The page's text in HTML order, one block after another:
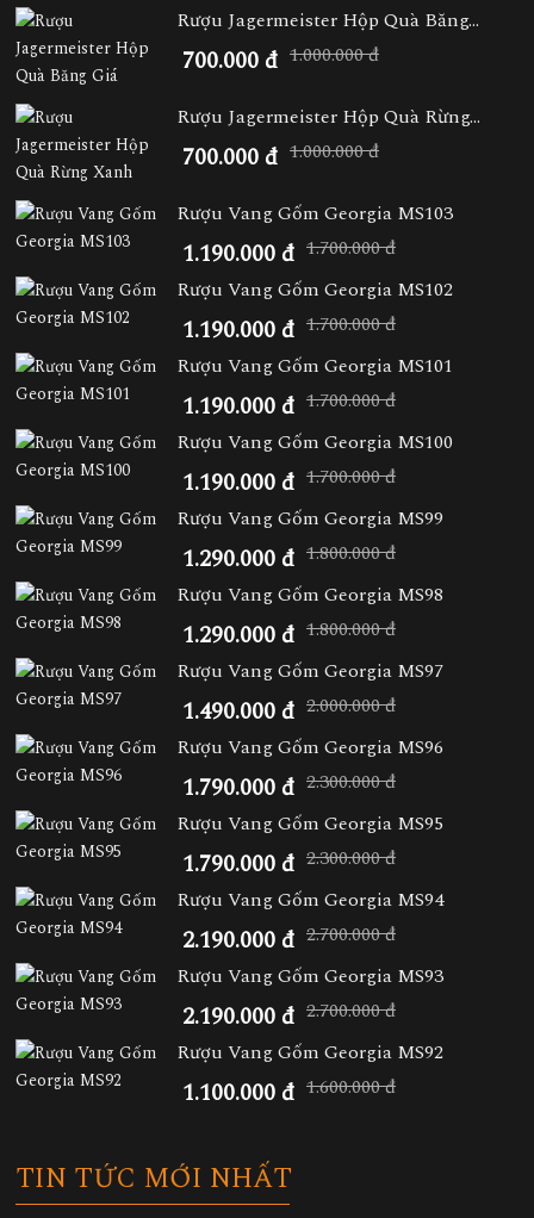
Rượu Jagermeister Hộp Quà Băng...
700.000 đ 1.000.000 đ
Rượu Jagermeister Hộp Quà Rừng...
700.000 đ 1.000.000 đ
Rượu Vang Gốm Georgia MS103
1.190.000 đ 1.700.000 đ
Rượu Vang Gốm Georgia MS102
1.190.000 đ 1.700.000 đ
Rượu Vang Gốm Georgia MS101
1.190.000 đ 1.700.000 đ
Rượu Vang Gốm Georgia MS100
1.190.000 đ 1.700.000 đ
Rượu Vang Gốm Georgia MS99
1.290.000 đ 1.800.000 đ
Rượu Vang Gốm Georgia MS98
1.290.000 đ 1.800.000 đ
Rượu Vang Gốm Georgia MS97
1.490.000 đ 2.000.000 đ
Rượu Vang Gốm Georgia MS96
1.790.000 đ 2.300.000 đ
Rượu Vang Gốm Georgia MS95
1.790.000 đ 2.300.000 đ
Rượu Vang Gốm Georgia MS94
2.190.000 đ 2.700.000 đ
Rượu Vang Gốm Georgia MS93
2.190.000 đ 2.700.000 đ
Rượu Vang Gốm Georgia MS92
1.100.000 đ 1.600.000 đ
TIN TỨC MỚI NHẤT